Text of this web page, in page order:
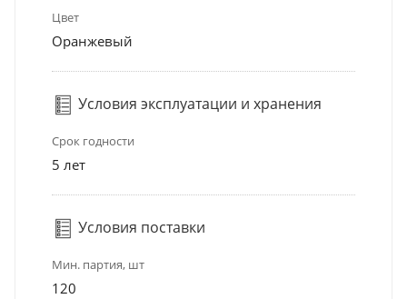
Цвет
Оранжевый
Условия эксплуатации и хранения
Срок годности
5 лет
Условия поставки
Мин. партия, шт
120